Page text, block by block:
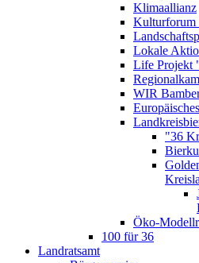
Klimaallianz
Kulturforum
Lokale
Life Projekt
WIR
"36
Öko-
100 für 36
Landratsamt